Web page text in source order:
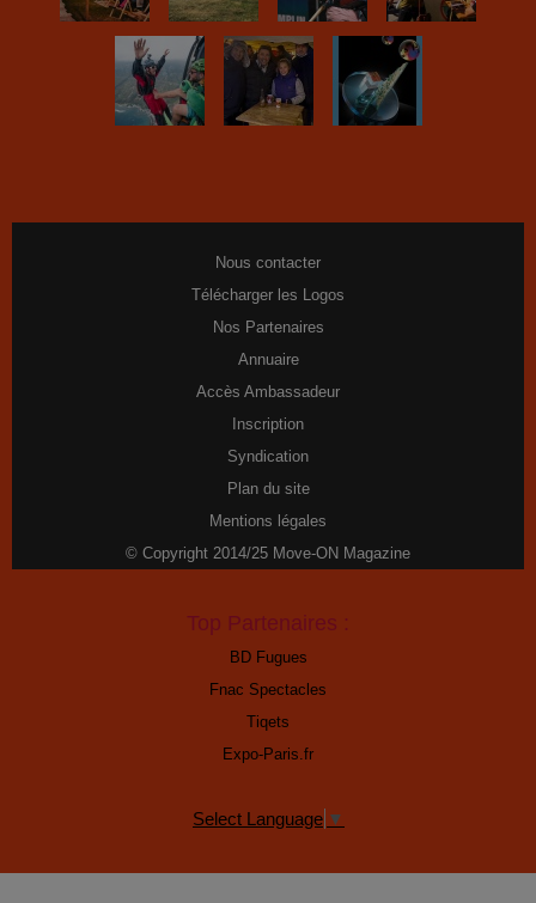
Nous contacter
Télécharger les Logos
Nos Partenaires
Annuaire
Accès Ambassadeur
Inscription
Syndication
Plan du site
Mentions légales
© Copyright 2014/25 Move-ON Magazine
BD Fugues
Fnac Spectacles
Tiqets
Expo-Paris.fr
Select Language ▼